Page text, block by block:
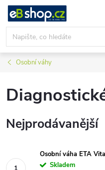
Přejít
obsah
Osobní váhy
Nejprodávanější
Osobní váha ETA
Skladem